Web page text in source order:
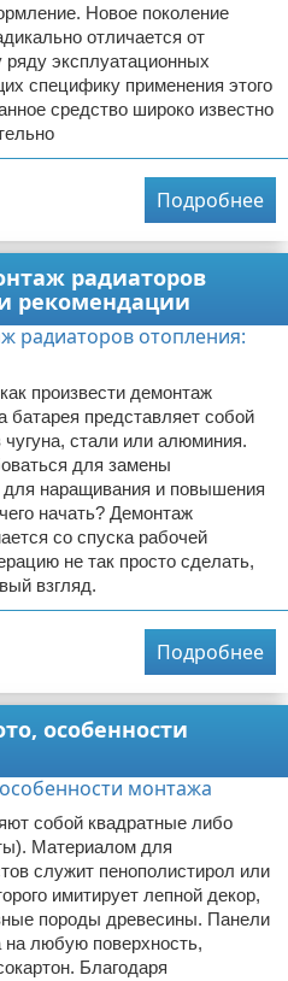
Новое поколение
отличается от
эксплуатационных
специфику применения этого
средство широко известно
Подробнее
радиаторов
рекомендации
произвести демонтаж
батарея представляет собой
стали или алюминия.
для замены
наращивания и повышения
начать? Демонтаж
со спуска рабочей
не так просто сделать,
взгляд.
Подробнее
особенности
собой квадратные либо
Материалом для
служит пенополистирол или
имитирует лепной декор,
породы древесины. Панели
любую поверхность,
Благодаря